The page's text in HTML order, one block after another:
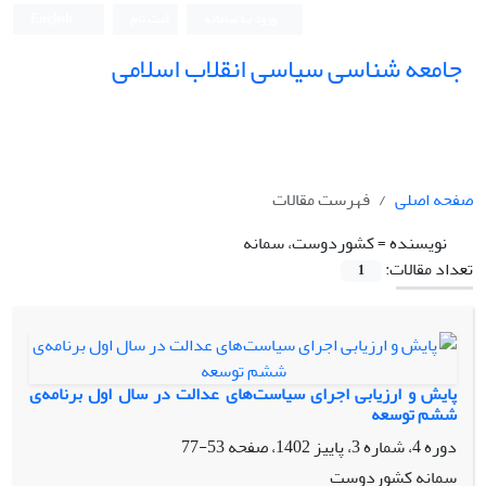
جامعه شناسی سیاسی انقلاب اسلامی
صفحه اصلی
فهرست مقالات
نویسنده =کشوردوست، سمانه
تعداد مقالات:
1
پایش و ارزیابی اجرای سیاست‌های عدالت در سال اول برنامه‌ی
ششم توسعه
دوره 4، شماره 3، پاییز 1402، صفحه
53-77
سمانه کشوردوست